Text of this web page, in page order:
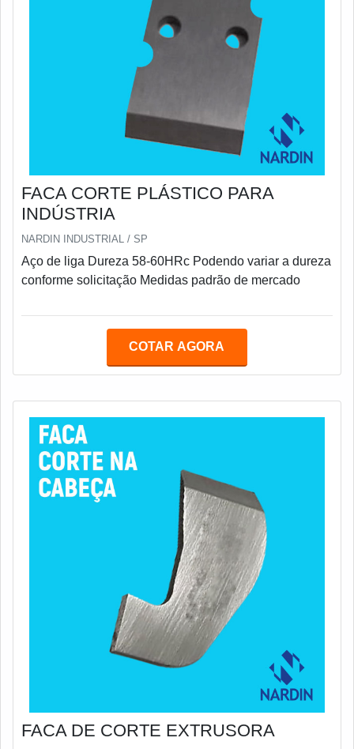
FACA CORTE PLÁSTICO PARA
INDÚSTRIA
NARDIN INDUSTRIAL / SP
Aço de liga Dureza 58-60HRc Podendo variar a dureza
conforme solicitação Medidas padrão de mercado
COTAR AGORA
FACA DE CORTE EXTRUSORA